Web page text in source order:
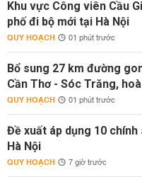
Khu vực Công viên Cầu
phố đi bộ mới tại Hà Nội
QUY HOẠCH 01 phút trước
Bổ sung 27 km đường
Cần Thơ - Sóc Trăng,
QUY HOẠCH 01 phút trước
Đề xuất áp dụng 10
Hà Nội
QUY HOẠCH 7 giờ trước